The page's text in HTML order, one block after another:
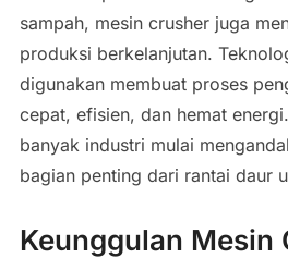
sampah, mesin crusher juga
produksi berkelanjutan.
digunakan membuat proses
cepat, efisien, dan hemat
banyak industri mulai
bagian penting dari rantai daur
Keunggulan Mesin